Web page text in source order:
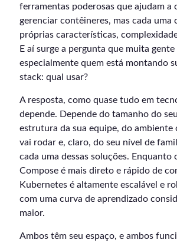
ferramentas poderosas que ajudam a
gerenciar contêineres, mas cada uma
próprias características,
E aí surge a pergunta que muita
especialmente quem está montando
stack: qual usar?
A resposta, como quase tudo em
depende. Depende do tamanho do
estrutura da sua equipe, do ambiente
vai rodar e, claro, do seu nível de
cada uma dessas soluções. Enquanto
Compose é mais direto e rápido de
Kubernetes é altamente escalável e
com uma curva de aprendizado
maior.
Ambos têm seu espaço, e ambos